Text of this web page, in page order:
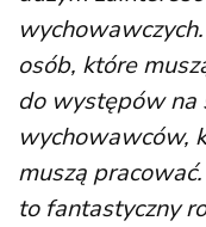
osób, które
do występów na
wychowawców,
muszą
to fantastyczny